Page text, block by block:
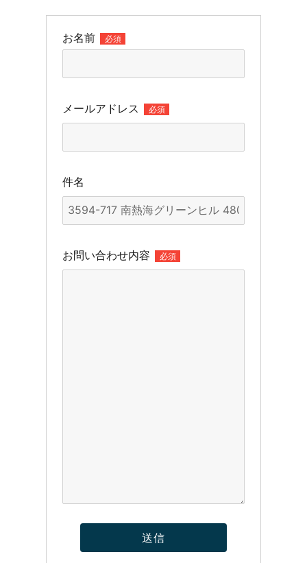
お名前 必須
メールアドレス 必須
件名
お問い合わせ内容 必須